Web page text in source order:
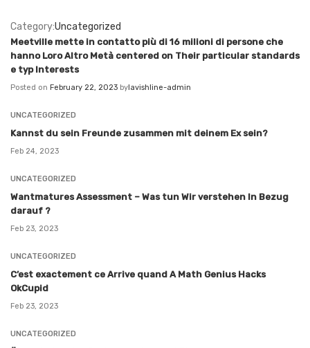
Category:Uncategorized
Meetville mette in contatto più di 16 milioni di persone che
hanno Loro Altro Metà centered on Their particular standards
e typ Interests
Posted on February 22, 2023 bylavishline-admin
UNCATEGORIZED
Kannst du sein Freunde zusammen mit deinem Ex sein?
Feb 24, 2023
UNCATEGORIZED
Wantmatures Assessment – Was tun Wir verstehen In Bezug
darauf ?
Feb 23, 2023
UNCATEGORIZED
C’est exactement ce Arrive quand A Math Genius Hacks
OkCupid
Feb 23, 2023
UNCATEGORIZED